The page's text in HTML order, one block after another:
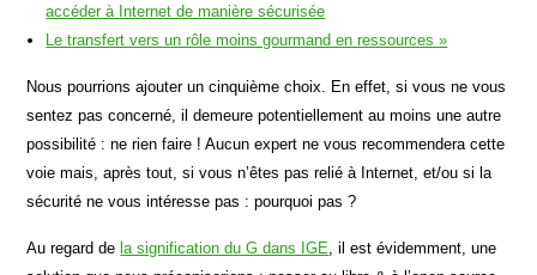
accéder à Internet de manière sécurisée
Le transfert vers un rôle moins gourmand en ressources »
Nous pourrions ajouter un cinquième choix. En effet, si vous ne vous
sentez pas concerné, il demeure potentiellement au moins une autre
possibilité : ne rien faire ! Aucun expert ne vous recommendera cette
voie mais, après tout, si vous n’êtes pas relié à Internet, et/ou si la
sécurité ne vous intéresse pas : pourquoi pas ?
Au regard de la signification du G dans IGE, il est évidemment, une